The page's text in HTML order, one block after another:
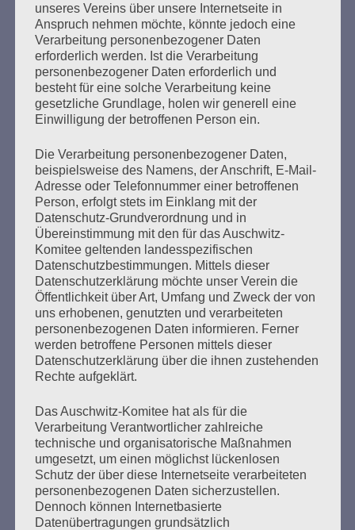
mehr ...
Seitennummerierung
Beiträge
Zurück
Ich werd’ so lange singen, bis es keine Nazis mehr
auf der Welt gibt.
Esther Bejarano
SUCHEN
NACH:
unseres Vereins über unsere Internetseite in
Anspruch nehmen möchte, könnte jedoch eine
Verarbeitung personenbezogener Daten
erforderlich werden. Ist die Verarbeitung
personenbezogener Daten erforderlich und
besteht für eine solche Verarbeitung keine
gesetzliche Grundlage, holen wir generell eine
Einwilligung der betroffenen Person ein.
Die Verarbeitung personenbezogener Daten,
beispielsweise des Namens, der Anschrift, E-Mail-
Adresse oder Telefonnummer einer betroffenen
Person, erfolgt stets im Einklang mit der
Datenschutz-Grundverordnung und in
Übereinstimmung mit den für das Auschwitz-
Komitee geltenden landesspezifischen
Datenschutzbestimmungen. Mittels dieser
Datenschutzerklärung möchte unser Verein die
Öffentlichkeit über Art, Umfang und Zweck der von
uns erhobenen, genutzten und verarbeiteten
personenbezogenen Daten informieren. Ferner
werden betroffene Personen mittels dieser
Datenschutzerklärung über die ihnen zustehenden
Rechte aufgeklärt.
Das Auschwitz-Komitee hat als für die
Verarbeitung Verantwortlicher zahlreiche
technische und organisatorische Maßnahmen
umgesetzt, um einen möglichst lückenlosen
Schutz der über diese Internetseite verarbeiteten
personenbezogenen Daten sicherzustellen.
Dennoch können Internetbasierte
Datenübertragungen grundsätzlich